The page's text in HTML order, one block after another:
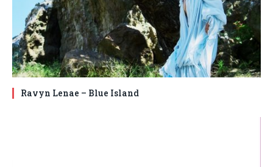
Ravyn Lenae – Blue Island